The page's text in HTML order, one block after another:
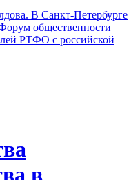
В Санкт-Петербурге
общественности
РТФО с российской
в